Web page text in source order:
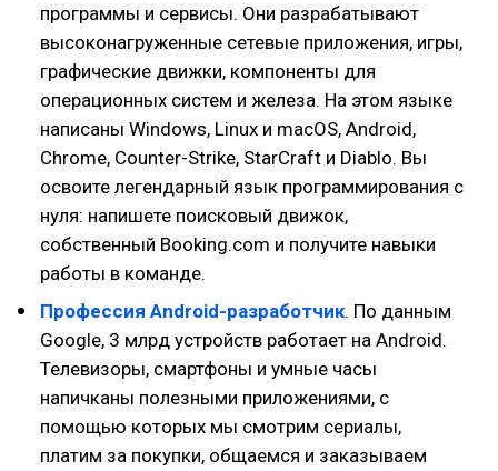
программы и сервисы. Они разрабатывают
высоконагруженные сетевые приложения, игры,
графические движки, компоненты для
операционных систем и железа. На этом языке
написаны Windows, Linux и macOS, Android,
Chrome, Counter-Strike, StarCraft и Diablo. Вы
освоите легендарный язык программирования с
нуля: напишете поисковый движок,
собственный Booking.com и получите навыки
работы в команде.
Профессия Android-разработчик. По данным
Google, 3 млрд устройств работает на Android.
Телевизоры, смартфоны и умные часы
напичканы полезными приложениями, с
помощью которых мы смотрим сериалы,
платим за покупки, общаемся и заказываем